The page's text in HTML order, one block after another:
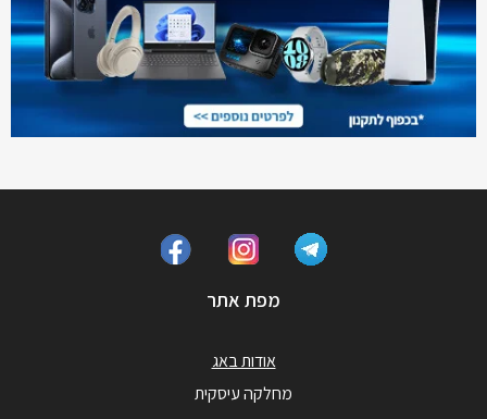
מפת אתר
אודות באג
מחלקה עיסקית